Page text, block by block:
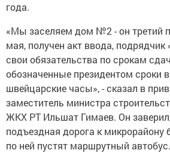
года.
«Мы заселяем дом №2 - он третий
мая, получен акт ввода,
свои обязательства по срокам
обозначенные президентом сроки
швейцарские часы», - сказал в
заместитель министра
ЖКХ РТ Ильшат Гимаев. Он
подъездная дорога к микрорайону
по ней пустят маршрутный